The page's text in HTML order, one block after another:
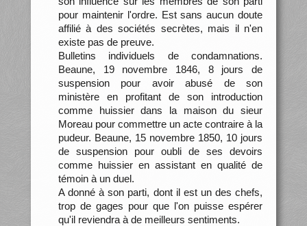
pour maintenir l'ordre. Est sans aucun doute
affilié à des sociétés secrètes, mais il n'en
existe pas de preuve.
Bulletins individuels de condamnations.
Beaune, 19 novembre 1846, 8 jours de
suspension pour avoir abusé de son
ministère en profitant de son introduction
comme huissier dans la maison du sieur
Moreau pour commettre un acte contraire à la
pudeur. Beaune, 15 novembre 1850, 10 jours
de suspension pour oubli de ses devoirs
comme huissier en assistant en qualité de
témoin à un duel.
A donné à son parti, dont il est un des chefs,
trop de gages pour que l'on puisse espérer
qu'il reviendra à de meilleurs sentiments.